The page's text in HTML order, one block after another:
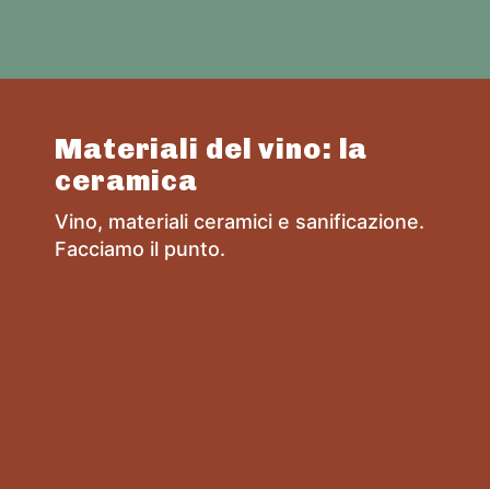
Materiali del vino: la
ceramica
Vino, materiali ceramici e sanificazione.
Facciamo il punto.